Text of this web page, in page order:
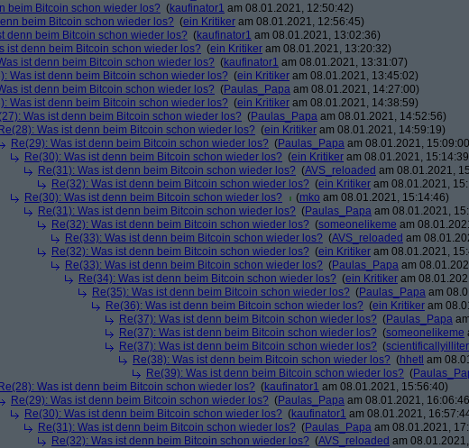
beim Bitcoin schon wieder los? (kaufinator1 am 08.01.2021, 12:50:42)
beim Bitcoin schon wieder los? (ein Kritiker am 08.01.2021, 12:56:45)
denn beim Bitcoin schon wieder los? (kaufinator1 am 08.01.2021, 13:02:36)
ist denn beim Bitcoin schon wieder los? (ein Kritiker am 08.01.2021, 13:20:32)
ist denn beim Bitcoin schon wieder los? (kaufinator1 am 08.01.2021, 13:31:07)
Was ist denn beim Bitcoin schon wieder los? (ein Kritiker am 08.01.2021, 13:45:02)
ist denn beim Bitcoin schon wieder los? (Paulas_Papa am 08.01.2021, 14:27:00)
Was ist denn beim Bitcoin schon wieder los? (ein Kritiker am 08.01.2021, 14:38:59)
Was ist denn beim Bitcoin schon wieder los? (Paulas_Papa am 08.01.2021, 14:52:56)
Re(28): Was ist denn beim Bitcoin schon wieder los? (ein Kritiker am 08.01.2021, 14:59:19)
Re(29): Was ist denn beim Bitcoin schon wieder los? (Paulas_Papa am 08.01.2021,
Re(30): Was ist denn beim Bitcoin schon wieder los? (ein Kritiker am 08.01.2021,
Re(31): Was ist denn beim Bitcoin schon wieder los? (AVS_reloaded am 08.01.2021,
Re(32): Was ist denn beim Bitcoin schon wieder los? (ein Kritiker am 08.01.2021,
Re(30): Was ist denn beim Bitcoin schon wieder los?
(mko am 08.01.2021, 15:14:46)
Re(31): Was ist denn beim Bitcoin schon wieder los? (Paulas_Papa am 08.01.2021,
Re(32): Was ist denn beim Bitcoin schon wieder los? (someonelikeme am
Re(33): Was ist denn beim Bitcoin schon wieder los? (AVS_reloaded am
Re(32): Was ist denn beim Bitcoin schon wieder los? (ein Kritiker am 08.01.2021,
Re(33): Was ist denn beim Bitcoin schon wieder los? (Paulas_Papa am
Re(34): Was ist denn beim Bitcoin schon wieder los? (ein Kritiker am
Re(35): Was ist denn beim Bitcoin schon wieder los? (Paulas_Papa am
Re(36): Was ist denn beim Bitcoin schon wieder los? (ein Kritiker am
Re(37): Was ist denn beim Bitcoin schon wieder los? (Paulas_Papa
Re(37): Was ist denn beim Bitcoin schon wieder los? (someonelikeme
Re(37): Was ist denn beim Bitcoin schon wieder los? (
Re(38): Was ist denn beim Bitcoin schon wieder los? (hhetl am
Re(39): Was ist denn beim Bitcoin schon wieder los? (
Re(28): Was ist denn beim Bitcoin schon wieder los? (kaufinator1 am 08.01.2021, 15:56:40)
Re(29): Was ist denn beim Bitcoin schon wieder los? (Paulas_Papa am 08.01.2021,
Re(30): Was ist denn beim Bitcoin schon wieder los? (kaufinator1 am 08.01.2021,
Re(31): Was ist denn beim Bitcoin schon wieder los? (Paulas_Papa am 08.01.2021,
Re(32): Was ist denn beim Bitcoin schon wieder los? (AVS_reloaded am